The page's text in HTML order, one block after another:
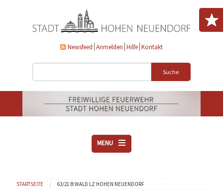
Newsfeed Anmelden Hilfe Kontakt
Suche
MENU
VEREINE
Sie sind hier
STARTSEITE 63/21 B:WALD LZ HOHEN NEUENDORF